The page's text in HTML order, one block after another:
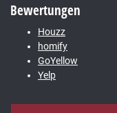
Bewertungen
Houzz
homify
GoYellow
Yelp